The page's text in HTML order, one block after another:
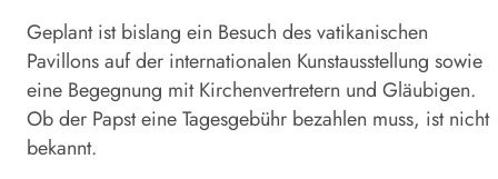
Geplant ist bislang ein Besuch des vatikanischen
Pavillons auf der internationalen Kunstausstellung sowie
eine Begegnung mit Kirchenvertretern und Gläubigen.
Ob der Papst eine Tagesgebühr bezahlen muss, ist nicht
bekannt.